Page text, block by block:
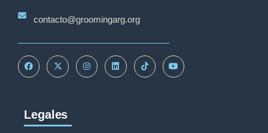
contacto@groomingarg.org
Legales